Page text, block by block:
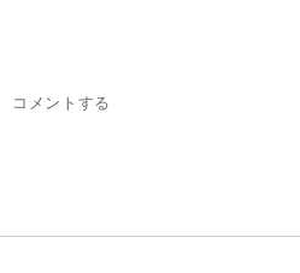
コメントする